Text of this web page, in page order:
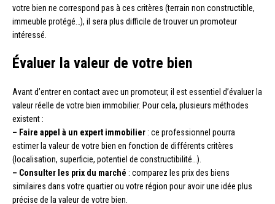
votre bien ne correspond pas à ces critères (terrain non constructible,
immeuble protégé…), il sera plus difficile de trouver un promoteur
intéressé.
Évaluer la valeur de votre bien
Avant d’entrer en contact avec un promoteur, il est essentiel d’évaluer la
valeur réelle de votre bien immobilier. Pour cela, plusieurs méthodes
existent :
– Faire appel à un expert immobilier : ce professionnel pourra
estimer la valeur de votre bien en fonction de différents critères
(localisation, superficie, potentiel de constructibilité…).
– Consulter les prix du marché : comparez les prix des biens
similaires dans votre quartier ou votre région pour avoir une idée plus
précise de la valeur de votre bien.